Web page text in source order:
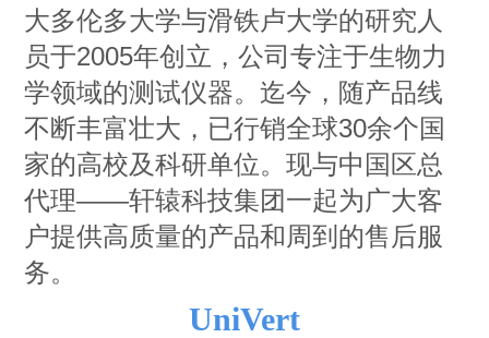
大多伦多大学与滑铁卢大学的研究人
员于2005年创立，公司专注于生物力
学领域的测试仪器。迄今，随产品线
不断丰富壮大，已行销全球30余个国
家的高校及科研单位。现与中国区总
代理——轩辕科技集团一起为广大客
户提供高质量的产品和周到的售后服
务。
UniVert